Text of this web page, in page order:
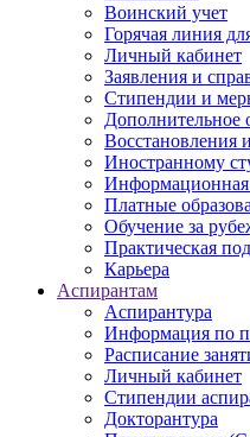
Воинский учет
Горячая линия
Личный кабинет
Заявления и
Стипендии и
Дополнительное
Восстановления
Иностранному
Информационная
Платные
Обучение за
Практическая
Карьера
Аспирантам
Аспирантура
Информация по
Расписание
Личный кабинет
Стипендии
Докторантура